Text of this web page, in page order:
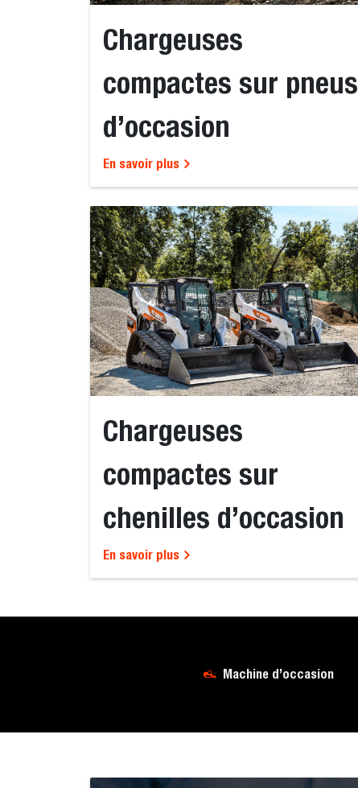
Chargeuses
compactes sur pneus
d’occasion
En savoir plus
Chargeuses
compactes sur
chenilles d’occasion
En savoir plus
Machine d’occasion